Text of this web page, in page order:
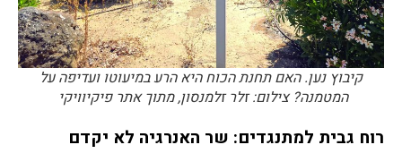
קיבוץ נען. האם תחנת הכוח היא הרע במיעוטו ועדיפה על
המטמנה? צילום: זלר זלמנסון, מתוך אתר פיקיוויקי
רוח גבית למתנגדים: שר האנרגיה לא יקדם